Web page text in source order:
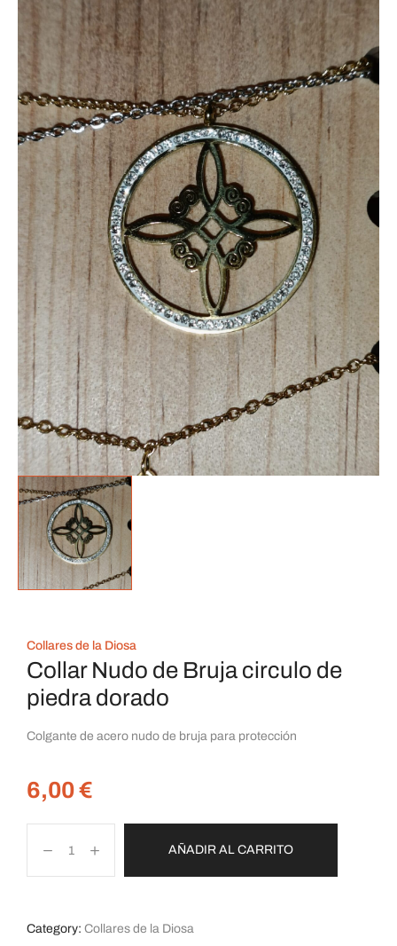
Collares de la Diosa
Collar Nudo de Bruja circulo de
piedra dorado
Colgante de acero nudo de bruja para protección
6,00€
AÑADIR AL CARRITO
Category: Collares de la Diosa